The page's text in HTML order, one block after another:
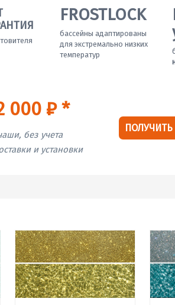
FROSTLOCK
бассейны адаптированы
для экстремально низких
температур
000 ₽ *
без учета
и установки
ПОЛУЧИТЬ